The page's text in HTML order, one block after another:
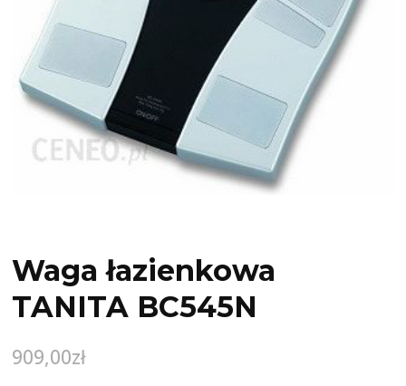
Waga łazienkowa
TANITA BC545N
909,00zł